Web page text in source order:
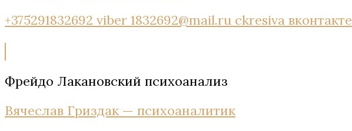
+375291832692 viber 1832692@mail.ru ckresiva вконтакте
Фрейдо Лакановский психоанализ
Вячеслав Гриздак — психоаналитик